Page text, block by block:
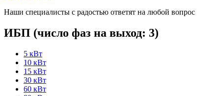
Наши специалисты с радостью ответят на любой вопрос
ИБП (число фаз на выход: 3)
5 кВт
10 кВт
15 кВт
30 кВт
60 кВт